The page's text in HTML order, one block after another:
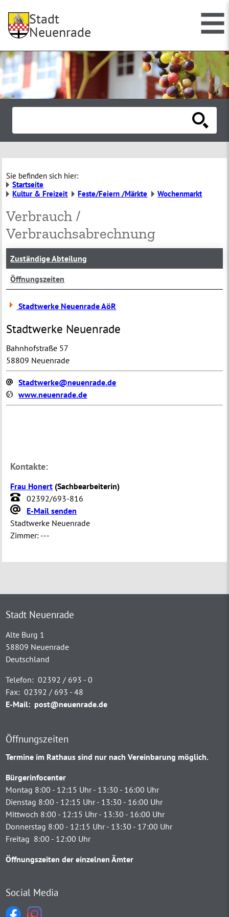
Stadt
Neuenrade
Sie befinden sich hier:
Startseite
Kultur & Freizeit
Feste/Feiern /Märkte Wochenmarkt
Verbrauch /
Verbrauchsabrechnung
Zuständige Abteilung
Öffnungszeiten
Stadtwerke Neuenrade AöR
Stadtwerke Neuenrade
Bahnhofstraße 57
58809 Neuenrade
Stadtwerke@neuenrade.de
www.neuenrade.de
Kontakte:
Frau Honert (Sachbearbeiterin)
02392/693-816
E-Mail senden
Stadtwerke Neuenrade
Zimmer: ---
Stadt Neuenrade
Alte Burg 1
58809 Neuenrade
Deutschland
Telefon: 02392 / 693 - 0
Fax: 02392 / 693 - 48
E-Mail: post@neuenrade.de
Öffnungszeiten
Termine im Rathaus sind nur nach Vereinbarung möglich.
Bürgerinfocenter
Montag 8:00 - 12:15 Uhr - 13:30 - 16:00 Uhr
Dienstag 8:00 - 12:15 Uhr - 13:30 - 16:00 Uhr
Mittwoch 8:00 - 12:15 Uhr - 13:30 - 16:00 Uhr
Donnerstag 8:00 - 12:15 Uhr - 13:30 - 17:00 Uhr
Freitag 8:00 - 12:00 Uhr
Öffnungszeiten der einzelnen Ämter
Social Media